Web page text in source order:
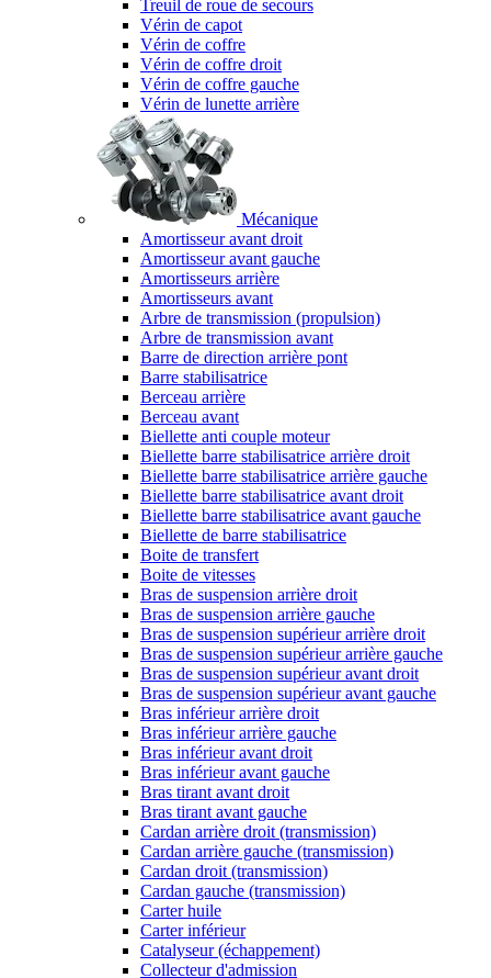
Treuil de roue de secours
Vérin de capot
Vérin de coffre
Vérin de coffre droit
Vérin de coffre gauche
Vérin de lunette arrière
Mécanique
Amortisseur avant droit
Amortisseur avant gauche
Amortisseurs arrière
Amortisseurs avant
Arbre de transmission (propulsion)
Arbre de transmission avant
Barre de direction arrière pont
Barre stabilisatrice
Berceau arrière
Berceau avant
Biellette anti couple moteur
Biellette barre stabilisatrice arrière droit
Biellette barre stabilisatrice arrière gauche
Biellette barre stabilisatrice avant droit
Biellette barre stabilisatrice avant gauche
Biellette de barre stabilisatrice
Boite de transfert
Boite de vitesses
Bras de suspension arrière droit
Bras de suspension arrière gauche
Bras de suspension supérieur arrière droit
Bras de suspension supérieur arrière gauche
Bras de suspension supérieur avant droit
Bras de suspension supérieur avant gauche
Bras inférieur arrière droit
Bras inférieur arrière gauche
Bras inférieur avant droit
Bras inférieur avant gauche
Bras tirant avant droit
Bras tirant avant gauche
Cardan arrière droit (transmission)
Cardan arrière gauche (transmission)
Cardan droit (transmission)
Cardan gauche (transmission)
Carter huile
Carter inférieur
Catalyseur (échappement)
Collecteur d'admission